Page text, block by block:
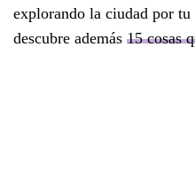
explorando la ciudad por
descubre además 15 cosas